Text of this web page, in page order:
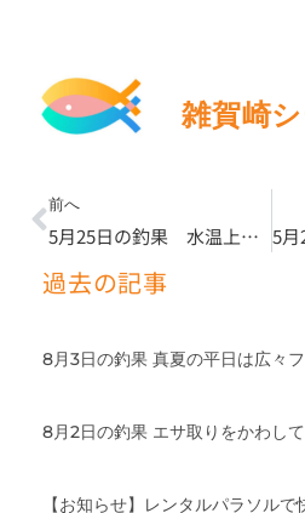
雑賀崎
Prev
前へ
5月25日の釣果 水温上昇で魚の活性もアップ！強烈な引きに注意！
過去の記事
8月3日の釣果 真夏の平日は広々
8月2日の釣果 エサ取りをかわして
【お知らせ】レンタルパラソル